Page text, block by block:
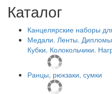
Каталог
Канцелярские наборы
Медали. Ленты. Дипломы.
Кубки. Колокольчики.
Ранцы, рюкзаки, сумки